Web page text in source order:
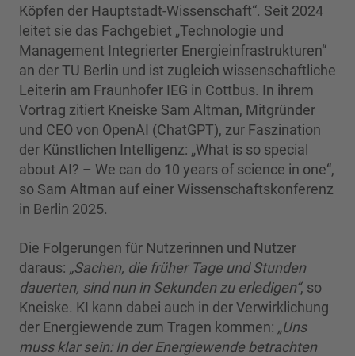
Köpfen der Hauptstadt-Wissenschaft“. Seit 2024
leitet sie das Fachgebiet „Technologie und
Management Integrierter Energieinfrastrukturen“
an der TU Berlin und ist zugleich wissenschaftliche
Leiterin am Fraunhofer IEG in Cottbus. In ihrem
Vortrag zitiert Kneiske Sam Altman, Mitgründer
und CEO von OpenAI (ChatGPT), zur Faszination
der Künstlichen Intelligenz: „What is so special
about AI? – We can do 10 years of science in one“,
so Sam Altman auf einer Wissenschaftskonferenz
in Berlin 2025.
Die Folgerungen für Nutzerinnen und Nutzer
daraus: „Sachen, die früher Tage und Stunden
dauerten, sind nun in Sekunden zu erledigen“, so
Kneiske. KI kann dabei auch in der Verwirklichung
der Energiewende zum Tragen kommen: „Uns
muss klar sein: In der Energiewende betrachten